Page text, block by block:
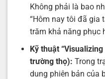
Không phải là bao
“Hôm nay tôi đã gia
trăm khả năng phục
Kỹ thuật
trường thọ): Trong
dung phiên bản của